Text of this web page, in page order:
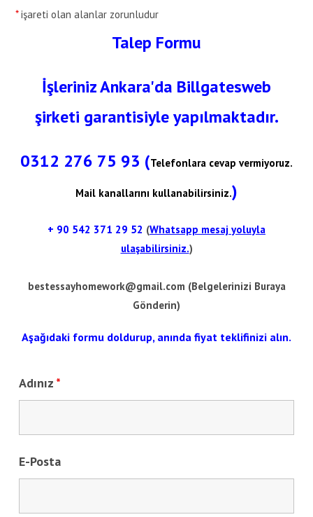
*işareti olan alanlar zorunludur
Talep Formu
İşleriniz Ankara'da Billgatesweb
şirketi garantisiyle yapılmaktadır.
0312 276 75 93 (Telefonlara cevap vermiyoruz.
Mail kanallarını kullanabilirsiniz.)
+ 90 542 371 29 52 (Whatsapp mesaj yoluyla
ulaşabilirsiniz.)
bestessayhomework@gmail.com (Belgelerinizi Buraya
Gönderin)
Aşağıdaki formu doldurup, anında fiyat teklifinizi alın.
Adınız *
E-Posta